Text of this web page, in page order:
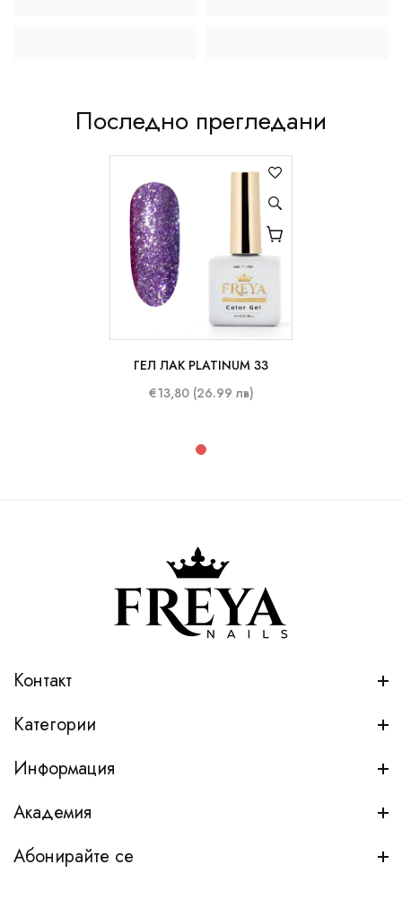
Последно прегледани
10 ml
ГЕЛ ЛАК PLATINUM 33
€13,80 (26.99 лв)
Контакт
Категории
Информация
Академия
Абонирайте се